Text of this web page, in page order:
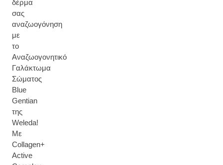
δέρμα
σας
αναζωογόνηση
με
το
Αναζωογονητικό
Γαλάκτωμα
Σώματος
Blue
Gentian
της
Weleda!
Με
Collagen+
Active